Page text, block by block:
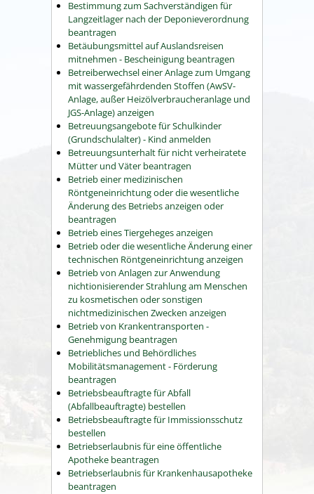
Bestimmung zum Sachverständigen für
Langzeitlager nach der Deponieverordnung
beantragen
Betäubungsmittel auf Auslandsreisen
mitnehmen - Bescheinigung beantragen
Betreiberwechsel einer Anlage zum Umgang
mit wassergefährdenden Stoffen (AwSV-
Anlage, außer Heizölverbraucheranlage und
JGS-Anlage) anzeigen
Betreuungsangebote für Schulkinder
(Grundschulalter) - Kind anmelden
Betreuungsunterhalt für nicht verheiratete
Mütter und Väter beantragen
Betrieb einer medizinischen
Röntgeneinrichtung oder die wesentliche
Änderung des Betriebs anzeigen oder
beantragen
Betrieb eines Tiergeheges anzeigen
Betrieb oder die wesentliche Änderung einer
technischen Röntgeneinrichtung anzeigen
Betrieb von Anlagen zur Anwendung
nichtionisierender Strahlung am Menschen
zu kosmetischen oder sonstigen
nichtmedizinischen Zwecken anzeigen
Betrieb von Krankentransporten -
Genehmigung beantragen
Betriebliches und Behördliches
Mobilitätsmanagement - Förderung
beantragen
Betriebsbeauftragte für Abfall
(Abfallbeauftragte) bestellen
Betriebsbeauftragte für Immissionsschutz
bestellen
Betriebserlaubnis für eine öffentliche
Apotheke beantragen
Betriebserlaubnis für Krankenhausapotheke
beantragen